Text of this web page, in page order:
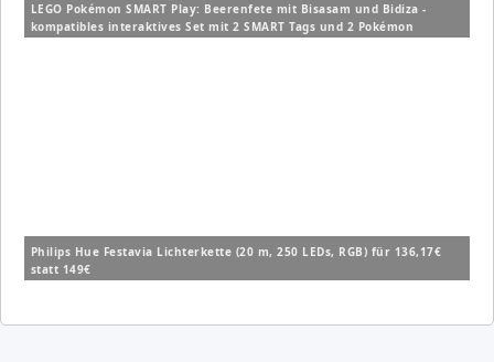
LEGO Pokémon SMART Play: Beerenfete mit Bisasam und Bidiza -
kompatibles interaktives Set mit 2 SMART Tags und 2 Pokémon
Philips Hue Festavia Lichterkette (20 m, 250 LEDs, RGB) für 136,17€
statt 149€